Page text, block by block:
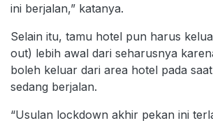
ini berjalan,” katanya.
Selain itu, tamu hotel pun harus
out) lebih awal dari seharusnya
boleh keluar dari area hotel pada
sedang berjalan.
“Usulan lockdown akhir pekan ini